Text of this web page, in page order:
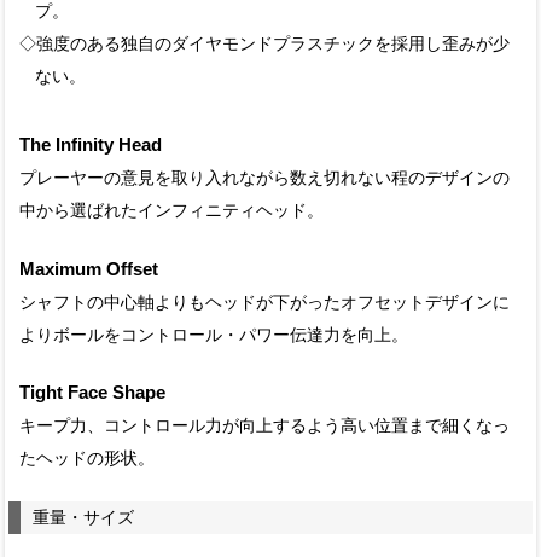
プ。
◇強度のある独自のダイヤモンドプラスチックを採用し歪みが少
ない。
The Infinity Head
プレーヤーの意見を取り入れながら数え切れない程のデザインの
中から選ばれたインフィニティヘッド。
Maximum Offset
シャフトの中心軸よりもヘッドが下がったオフセットデザインに
よりボールをコントロール・パワー伝達力を向上。
Tight Face Shape
キープ力、コントロール力が向上するよう高い位置まで細くなっ
たヘッドの形状。
重量・サイズ